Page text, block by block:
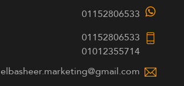
01152806533
01152806533
01012355714
elbasheer.marketing@gmail.com